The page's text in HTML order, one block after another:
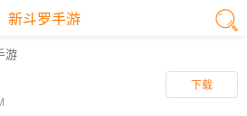
新斗罗手游
游
下载